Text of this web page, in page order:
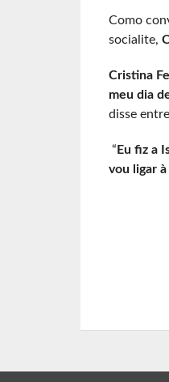
Como
socialite,
Cristina
meu dia
disse
“ Eu fiz a
vou ligar